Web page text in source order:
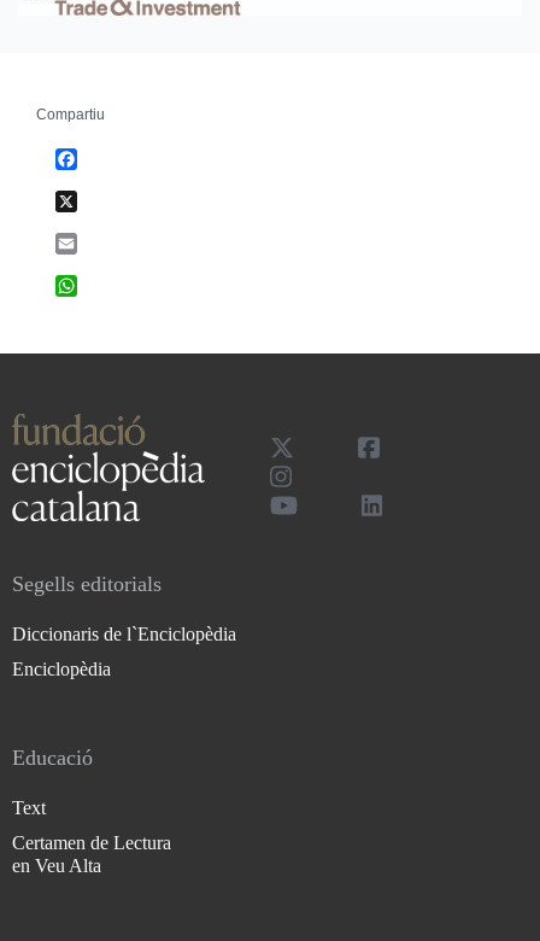
Compartiu
Segells editorials
Diccionaris de l`Enciclopèdia
Enciclopèdia
Educació
Text
Certamen de Lectura
en Veu Alta